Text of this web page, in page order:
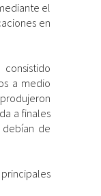
el
en
a medio
a finales
de